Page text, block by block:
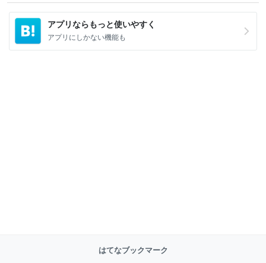
アプリならもっと使いやすく
アプリにしかない機能も
はてなブックマーク